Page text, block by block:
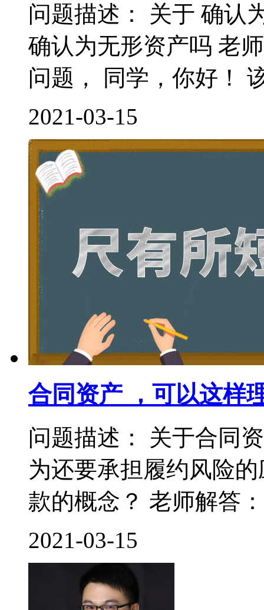
问题描述： 关于 确认
确认为无形资产吗 老
问题， 同学，你好！
2021-03-15
合同资产 ，可以这样
问题描述： 关于合同
为还要承担履约风险
款的概念？ 老师解答
2021-03-15